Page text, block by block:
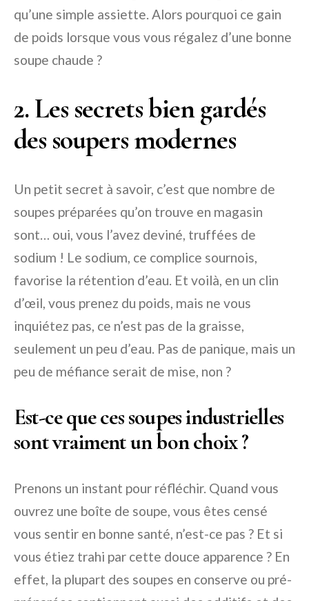
qu’une simple assiette. Alors pourquoi ce gain
de poids lorsque vous vous régalez d’une bonne
soupe chaude ?
2. Les secrets bien gardés
des soupers modernes
Un petit secret à savoir, c’est que nombre de
soupes préparées qu’on trouve en magasin
sont… oui, vous l’avez deviné, truffées de
sodium ! Le sodium, ce complice sournois,
favorise la rétention d’eau. Et voilà, en un clin
d’œil, vous prenez du poids, mais ne vous
inquiétez pas, ce n’est pas de la graisse,
seulement un peu d’eau. Pas de panique, mais un
peu de méfiance serait de mise, non ?
Est-ce que ces soupes industrielles
sont vraiment un bon choix ?
Prenons un instant pour réfléchir. Quand vous
ouvrez une boîte de soupe, vous êtes censé
vous sentir en bonne santé, n’est-ce pas ? Et si
vous étiez trahi par cette douce apparence ? En
effet, la plupart des soupes en conserve ou pré-